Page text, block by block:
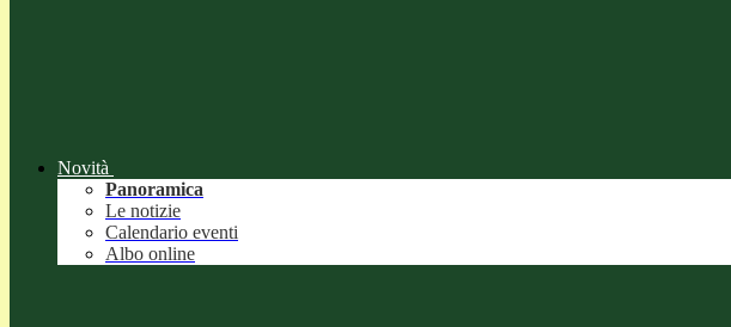
Novità
Panoramica
Le notizie
Calendario eventi
Albo online